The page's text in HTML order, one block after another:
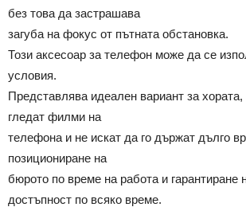
без това да застрашава
загуба на фокус от пътната обстановка.
Този аксесоар за телефон може да се
условия.
Представлява идеален вариант за
гледат филми на
телефона и не искат да го държат дълго
позициониране на
бюрото по време на работа и гарантиране
достъпност по всяко време.